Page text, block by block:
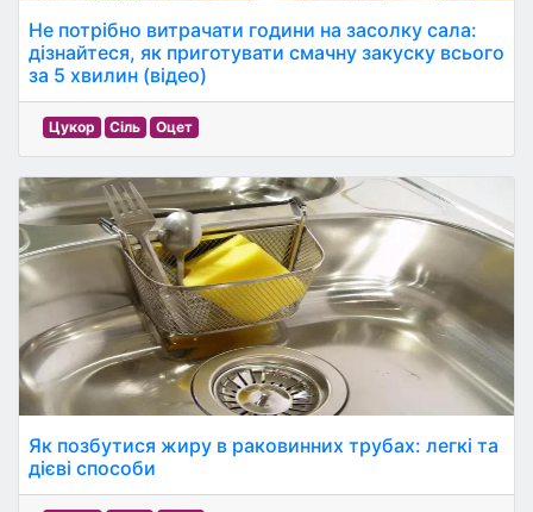
Не потрібно витрачати години на засолку сала:
дізнайтеся, як приготувати смачну закуску всього
за 5 хвилин (відео)
Цукор Сіль Оцет
Як позбутися жиру в раковинних трубах: легкі та
дієві способи